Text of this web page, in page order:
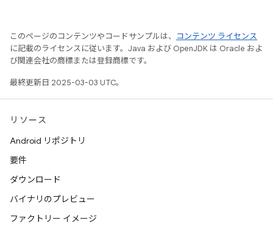
このページのコンテンツやコードサンプルは、
コンテンツ ライセンス
に記載のライセンスに従います。Java および OpenJDK は Oracle およ
び関連会社の商標または登録商標です。
最終更新日 2025-03-03 UTC。
リソース
Android リポジトリ
要件
ダウンロード
バイナリのプレビュー
ファクトリー イメージ